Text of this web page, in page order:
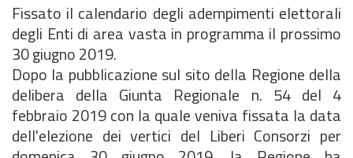
Fissato il calendario degli adempimenti elettorali
degli Enti di area vasta in programma il prossimo
30 giugno 2019.
Dopo la pubblicazione sul sito della Regione della
delibera della Giunta Regionale n. 54 del 4
febbraio 2019 con la quale veniva fissata la data
dell'elezione dei vertici del Liberi Consorzi per